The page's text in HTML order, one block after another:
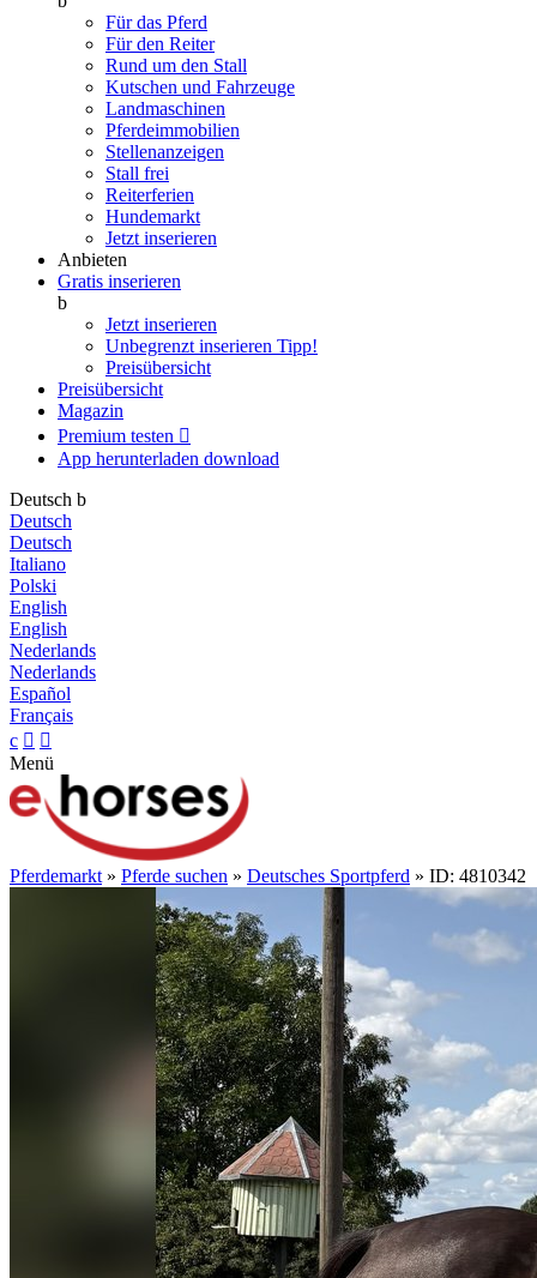
Für das Pferd
Für den Reiter
Rund um den Stall
Kutschen und Fahrzeuge
Landmaschinen
Pferdeimmobilien
Stellenanzeigen
Stall frei
Reiterferien
Hundemarkt
Jetzt inserieren
Anbieten
Gratis inserieren
b
Jetzt inserieren
Unbegrenzt inserieren Tipp!
Preisübersicht
Preisübersicht
Magazin
Premium testen 
App herunterladen download
Deutsch b
Deutsch
Deutsch
Italiano
Polski
English
English
Nederlands
Nederlands
Español
Français
c  
Menü
Pferdemarkt » Pferde suchen » Deutsches Sportpferd » ID: 4810342